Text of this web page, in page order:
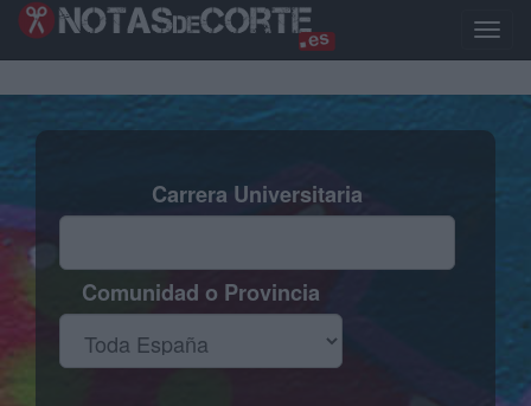
Pasar
Toggle
Carrera Universitaria
Comunidad o Provincia